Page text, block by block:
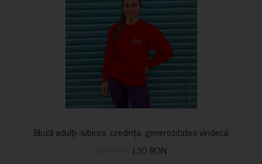
Bluză adulți- iubirea, credința, generozitatea vindecă
130 RON